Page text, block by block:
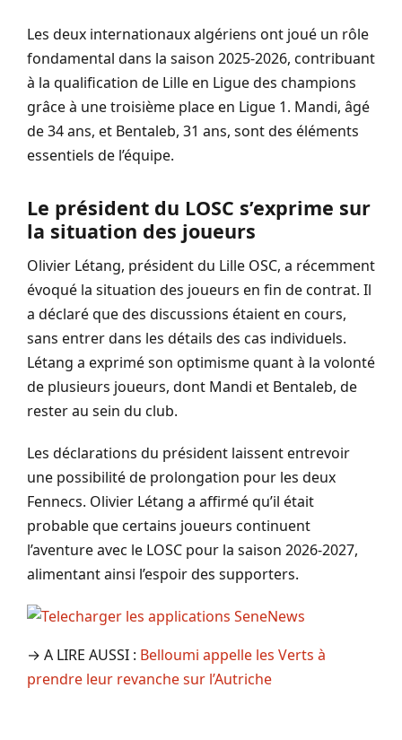
Les deux internationaux algériens ont joué un rôle
fondamental dans la saison 2025-2026, contribuant
à la qualification de Lille en Ligue des champions
grâce à une troisième place en Ligue 1. Mandi, âgé
de 34 ans, et Bentaleb, 31 ans, sont des éléments
essentiels de l’équipe.
Le président du LOSC s’exprime sur
la situation des joueurs
Olivier Létang, président du Lille OSC, a récemment
évoqué la situation des joueurs en fin de contrat. Il
a déclaré que des discussions étaient en cours,
sans entrer dans les détails des cas individuels.
Létang a exprimé son optimisme quant à la volonté
de plusieurs joueurs, dont Mandi et Bentaleb, de
rester au sein du club.
Les déclarations du président laissent entrevoir
une possibilité de prolongation pour les deux
Fennecs. Olivier Létang a affirmé qu’il était
probable que certains joueurs continuent
l’aventure avec le LOSC pour la saison 2026-2027,
alimentant ainsi l’espoir des supporters.
→ A LIRE AUSSI : Belloumi appelle les Verts à
prendre leur revanche sur l’Autriche